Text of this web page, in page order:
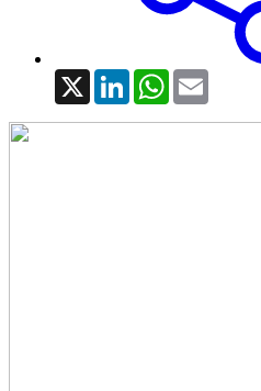
X LinkedInWhatsApp